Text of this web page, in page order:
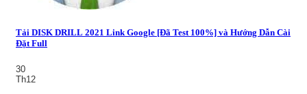
Tải DISK DRILL 2021 Link Google [Đã Test 100%] và Hướng Dẫn Cài
Đặt Full
30
Th12